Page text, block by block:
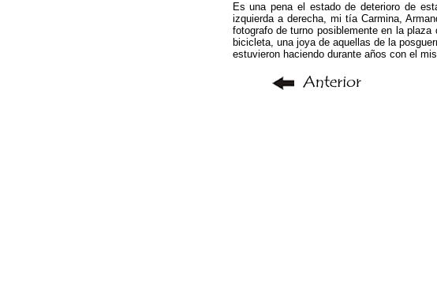
Es una pena el estado de deterioro de
izquierda a derecha, mi tía Carmina,
fotografo de turno posiblemente en la
bicicleta, una joya de aquellas de la
estuvieron haciendo durante años con el